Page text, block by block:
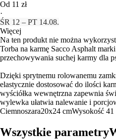
Od 11 zł
·
ŚR 12 – PT 14.08.
Więcej
Na ten produkt nie można
Torba na karmę Sacco Asphalt
przechowywania suchej karmy dla
Dzięki sprytnemu rolowanemu
elastycznie dostosować do ilości
wyściółka wewnętrzna zapewnia
wylewka ułatwia nalewanie i
Ciemnoszara20x24 cmWysokość 41
Wszystkie parametry